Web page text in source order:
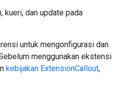
kueri, dan update pada
untuk mengonfigurasi dan
menggunakan ekstensi
kebijakan ExtensionCallout,